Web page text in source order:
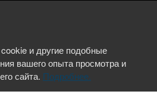
и другие подобные
вашего опыта просмотра и
сайта. Подробнее.